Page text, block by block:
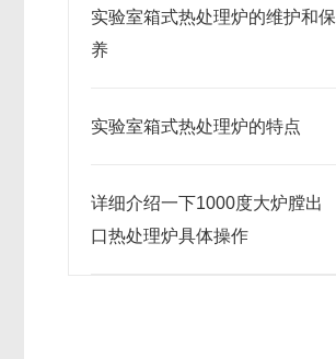
实验室箱式热处理炉的维护和保
养
实验室箱式热处理炉的特点
详细介绍一下1000度大炉膛出
口热处理炉具体操作